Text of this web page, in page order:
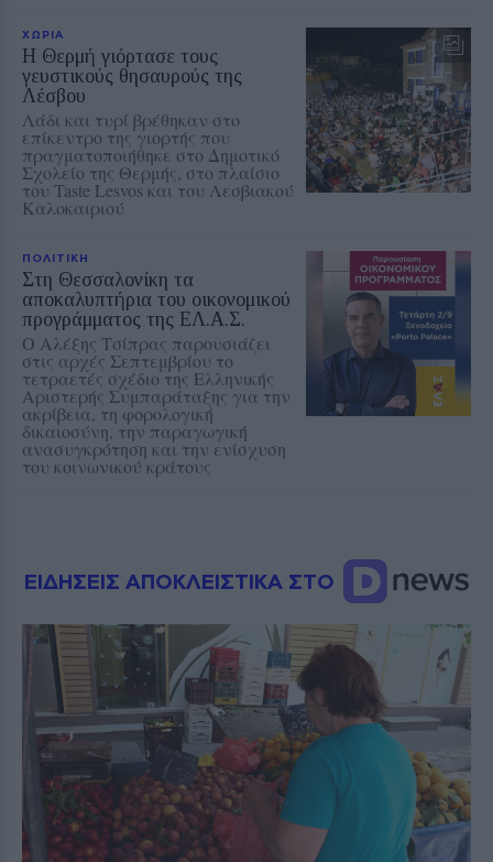
ΧΩΡΙΑ
Η Θερμή γιόρτασε τους
γευστικούς θησαυρούς της
Λέσβου
Λάδι και τυρί βρέθηκαν στο
επίκεντρο της γιορτής που
πραγματοποιήθηκε στο Δημοτικό
Σχολείο της Θερμής, στο πλαίσιο
του Taste Lesvos και του Λεσβιακού
Καλοκαιριού
ΠΟΛΙΤΙΚΗ
Στη Θεσσαλονίκη τα
αποκαλυπτήρια του οικονομικού
προγράμματος της ΕΛ.Α.Σ.
Ο Αλέξης Τσίπρας παρουσιάζει
στις αρχές Σεπτεμβρίου το
τετραετές σχέδιο της Ελληνικής
Αριστερής Συμπαράταξης για την
ακρίβεια, τη φορολογική
δικαιοσύνη, την παραγωγική
ανασυγκρότηση και την ενίσχυση
του κοινωνικού κράτους
ΕΙΔΗΣΕΙΣ ΑΠΟΚΛΕΙΣΤΙΚΑ ΣΤΟ